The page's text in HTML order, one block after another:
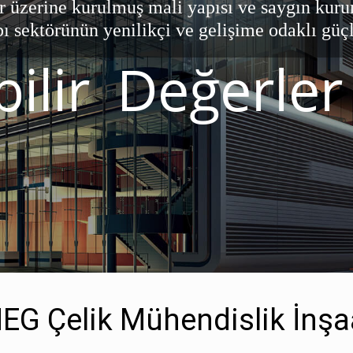
Çelik Mühendislik